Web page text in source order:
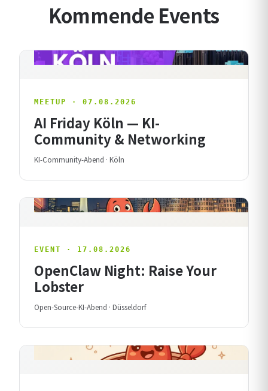
Kommende Events
MEETUP · 07.08.2026
AI Friday Köln — KI-
Community & Networking
KI-Community-Abend · Köln
EVENT · 17.08.2026
OpenClaw Night: Raise Your
Lobster
Open-Source-KI-Abend · Düsseldorf